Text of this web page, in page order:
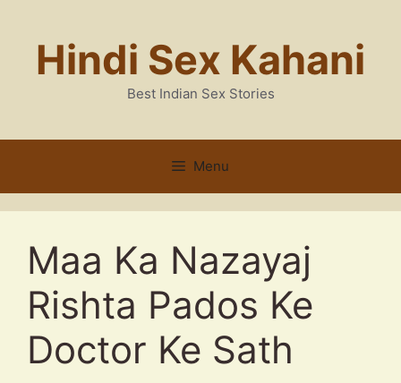
contentHindi Sex Kahani
Best Indian Sex Stories
Menu
Maa Ka Nazayaj
Rishta Pados Ke
Doctor Ke Sath